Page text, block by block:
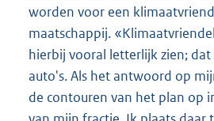
worden voor een
maatschappij.
hierbij vooral letterlijk zien;
auto's. Als het antwoord op
de contouren van het plan op